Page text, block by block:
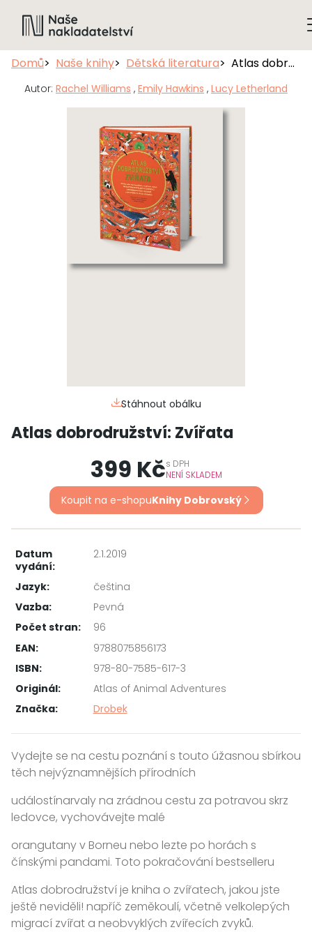
Domů Naše knihy Dětská literatura Atlas dobrodružství: Zvířata
Autor: Rachel Williams , Emily Hawkins , Lucy Letherland
Stáhnout obálku
Atlas dobrodružství: Zvířata
399 Kčs DPH
NENÍ SKLADEM
Koupit na e-shopuKnihy Dobrovský
Datum
vydání:
2.1.2019
Jazyk:
čeština
Vazba:
Pevná
Počet stran:
96
EAN:
9788075856173
ISBN:
978-80-7585-617-3
Originál:
Atlas of Animal Adventures
Značka:
Drobek
Vydejte se na cestu poznání s touto úžasnou sbírkou
těch nejvýznamnějších přírodních
událostínarvaly na zrádnou cestu za potravou skrz
ledovce, vychovávejte malé
orangutany v Borneu nebo lezte po horách s
čínskými pandami. Toto pokračování bestselleru
Atlas dobrodružství je kniha o zvířatech, jakou jste
ještě neviděli! napříč zeměkoulí, včetně velkolepých
migrací zvířat a neobvyklých zvířecích zvyků.